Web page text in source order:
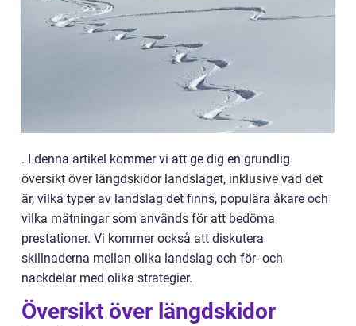
. I denna artikel kommer vi att ge dig en grundlig
översikt över längdskidor landslaget, inklusive vad det
är, vilka typer av landslag det finns, populära åkare och
vilka mätningar som används för att bedöma
prestationer. Vi kommer också att diskutera
skillnaderna mellan olika landslag och för- och
nackdelar med olika strategier.
Översikt över längdskidor